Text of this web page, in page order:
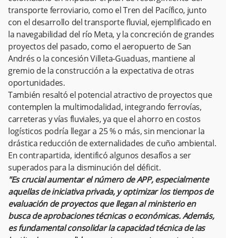
transporte ferroviario, como el Tren del Pacífico, junto
con el desarrollo del transporte fluvial, ejemplificado en
la navegabilidad del río Meta, y la concreción de grandes
proyectos del pasado, como el aeropuerto de San
Andrés o la concesión Villeta-Guaduas, mantiene al
gremio de la construcción a la expectativa de otras
oportunidades.
También resaltó el potencial atractivo de proyectos que
contemplen la multimodalidad, integrando ferrovías,
carreteras y vías fluviales, ya que el ahorro en costos
logísticos podría llegar a 25 % o más, sin mencionar la
drástica reducción de externalidades de cuño ambiental.
En contrapartida, identificó algunos desafíos a ser
superados para la disminución del déficit.
"Es crucial aumentar el número de APP, especialmente
aquellas de iniciativa privada, y optimizar los tiempos de
evaluación de proyectos que llegan al ministerio en
busca de aprobaciones técnicas o económicas. Además,
es fundamental consolidar la capacidad técnica de las